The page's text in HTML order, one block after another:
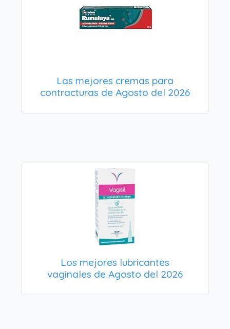
Las mejores cremas para
contracturas de Agosto del 2026
Los mejores lubricantes
vaginales de Agosto del 2026